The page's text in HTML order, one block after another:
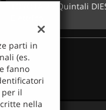
TOYOTA 25 Quintali
parti in
(es.
fanno
per il
nella